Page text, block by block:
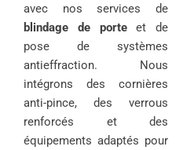
avec nos services de
blindage de porteet de
pose de systèmes
antieffraction. Nous
intégrons des cornières
anti-pince, des verrous
renforcés et des
équipements adaptés pour